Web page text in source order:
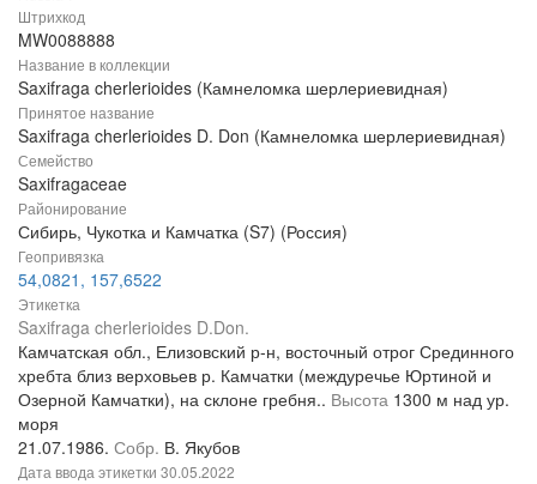
Штрихкод
MW0088888
Название в коллекции
Saxifraga cherlerioides (Камнеломка шерлериевидная)
Принятое название
Saxifraga cherlerioides D. Don (Камнеломка шерлериевидная)
Семейство
Saxifragaceae
Районирование
Сибирь, Чукотка и Камчатка (S7) (Россия)
Геопривязка
54,0821, 157,6522
Этикетка
Saxifraga cherlerioides D.Don.
Камчатская обл., Елизовский р-н, восточный отрог Срединного
хребта близ верховьев р. Камчатки (междуречье Юртиной и
Озерной Камчатки), на склоне гребня.. Высота 1300 м над ур.
моря
21.07.1986. Собр. В. Якубов
Дата ввода этикетки 30.05.2022